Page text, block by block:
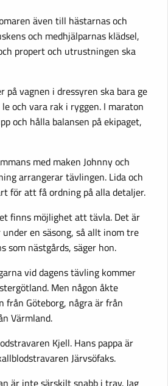
även till hästarnas och
och medhjälparnas klädsel,
propert och utrustningen ska
på vagnen i dressyren ska bara ge
och vara rak i ryggen. I maraton
och hålla balansen på ekipaget,
med maken Johnny och
arrangerar tävlingen. Lida och
för att få ordning på alla detaljer.
finns möjlighet att tävla. Det är
en säsong, så allt inom tre
som nästgårds, säger hon.
vid dagens tävling kommer
Men någon åkte
från Göteborg, några är från
Värmland.
Kjell. Hans pappa är
Järvsöfaks.
är inte särskilt snabb i trav. Jag